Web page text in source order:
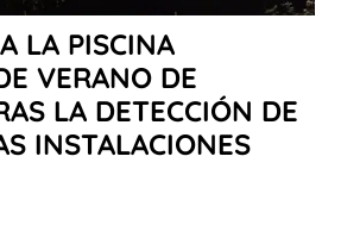
LA PISCINA
VERANO DE
LA DETECCIÓN DE
INSTALACIONES